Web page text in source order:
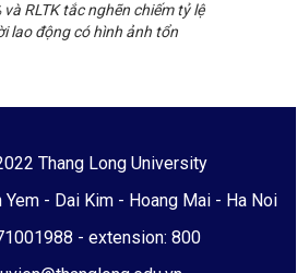
và RLTK tắc nghẽn chiếm tỷ lệ
lao động có hình ảnh tổn
Thang Long University
- Dai Kim - Hoang Mai - Ha Noi
- extension: 800